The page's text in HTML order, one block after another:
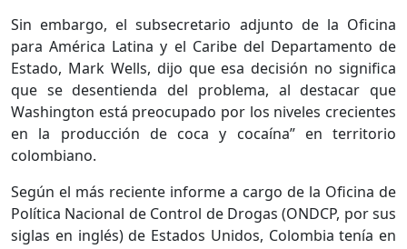
Sin embargo, el subsecretario adjunto de la Oficina
para América Latina y el Caribe del Departamento de
Estado, Mark Wells, dijo que esa decisión no significa
que se desentienda del problema, al destacar que
Washington está preocupado por los niveles crecientes
en la producción de coca y cocaína” en territorio
colombiano.
Según el más reciente informe a cargo de la Oficina de
Política Nacional de Control de Drogas (ONDCP, por sus
siglas en inglés) de Estados Unidos, Colombia tenía en